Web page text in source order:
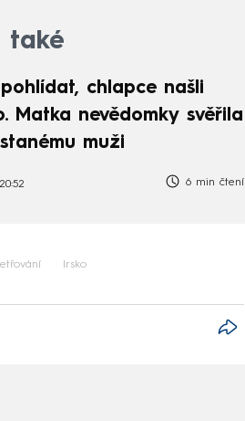
také
chlapce našli
Matka nevědomky svěřila
muži
6 min čtení
Irsko